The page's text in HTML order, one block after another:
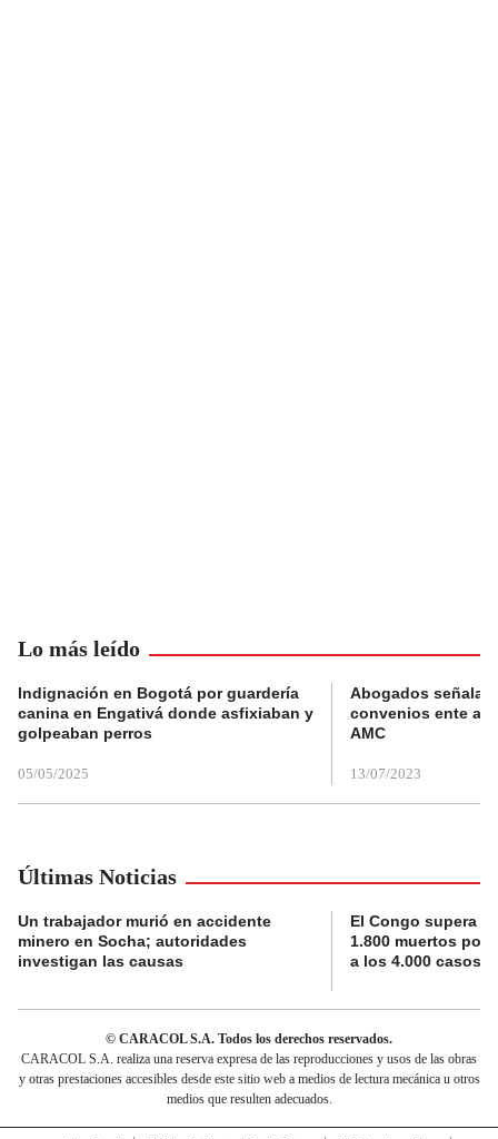
Lo más leído
Indignación en Bogotá por guardería
canina en Engativá donde asfixiaban y
golpeaban perros
05/05/2025
Abogados
convenios ente
AMC
13/07/2023
Últimas Noticias
Un trabajador murió en accidente
minero en Socha; autoridades
investigan las causas
El Congo supera
1.800 muertos por
a los 4.000 casos
© CARACOL S.A. Todos los derechos reservados.
CARACOL S.A. realiza una reserva expresa de las reproducciones y usos de las obras
y otras prestaciones accesibles desde este sitio web a medios de lectura mecánica u otros
medios que resulten adecuados.